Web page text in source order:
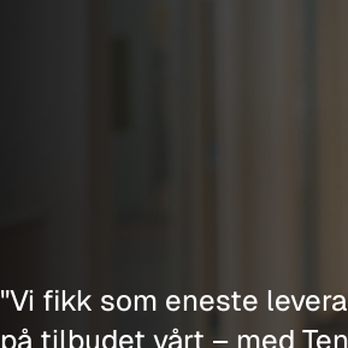
"Vi fikk som eneste
på tilbudet vårt – med